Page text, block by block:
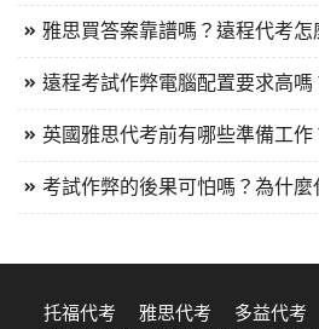
雅思買答案靠譜嗎？遠程代考怎
遠程考試作弊電腦配置要求高嗎
英國雅思代考前有哪些準備工作
考試作弊的後果可怕嗎？為什麼
托福代考 雅思代考 多益代考